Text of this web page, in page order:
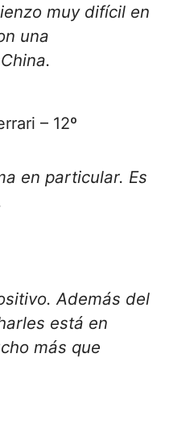
muy difícil en
una
– 12º
en particular. Es
Además del
está en
más que